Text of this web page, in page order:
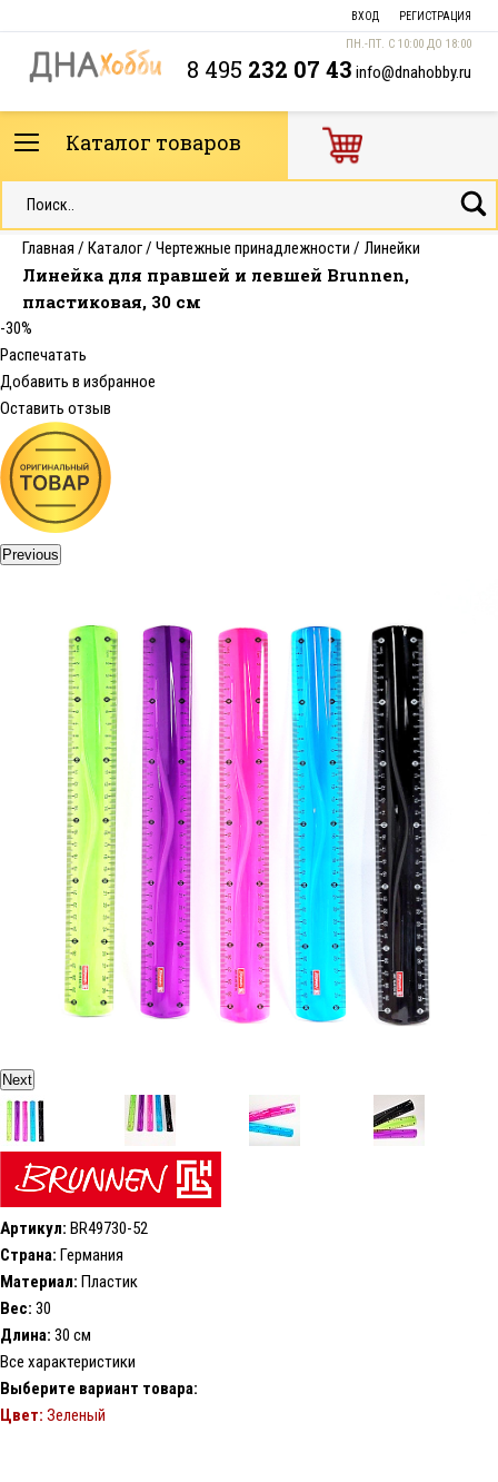
ВХОД РЕГИСТРАЦИЯ
ПН.-ПТ. С 10:00 ДО 18:00
8 495 232 07 43 info@dnahobby.ru
Каталог товаров
Главная / Каталог/ Чертежные принадлежности / Линейки
Линейка для правшей и левшей Brunnen,
пластиковая, 30 см
-30%
Распечатать
Добавить в избранное
Оставить отзыв
Previous
Next
Артикул: BR49730-52
Страна: Германия
Материал: Пластик
Вес: 30
Длина: 30 см
Все характеристики
Выберите вариант товара:
Цвет: Зеленый